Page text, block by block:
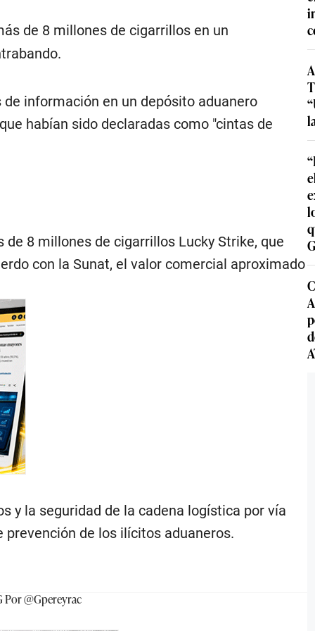
de 8 millones de cigarrillos en un
información en un depósito aduanero
habían sido declaradas como "cintas de
8 millones de cigarrillos Lucky Strike, que
con la Sunat, el valor comercial aproximado
y la seguridad de la cadena logística por vía
de los ilícitos aduaneros.
Por@Gpereyrac